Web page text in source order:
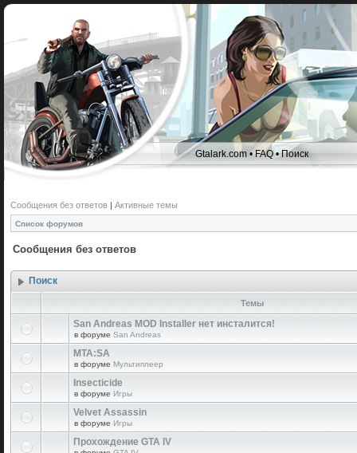
Gtalark.com •FAQ•Поиск
Сообщения без ответов | Активные темы
Список форумов
Сообщения без ответов
Поиск
Темы
San Andreas MOD Installer нет инсталится!
в форуме San Andreas
MTA:SA
в форуме Мультиплеер
Insecticide
в форуме Игры
Velvet Assassin
в форуме Игры
Прохождение GTA IV